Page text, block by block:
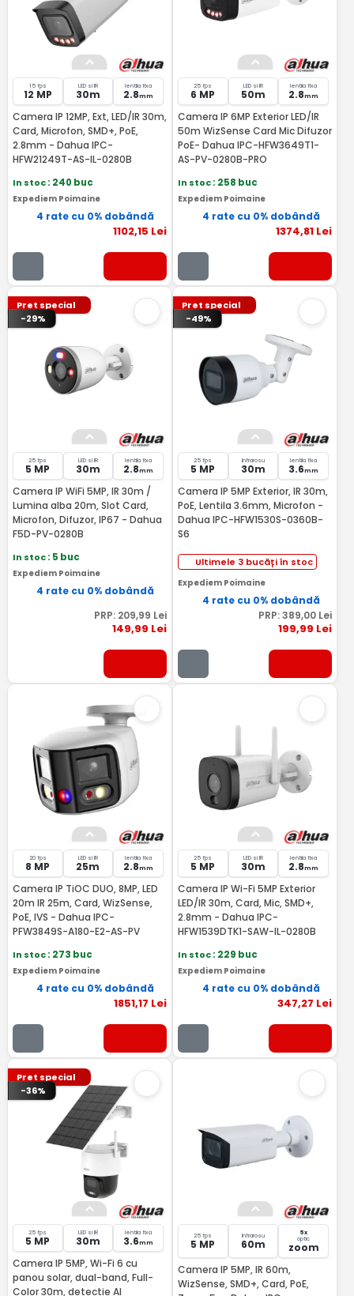
15 fps
12 MP
LED si IR
30m
lentila fixa
2.8mm
Camera IP 12MP, Ext, LED/IR 30m,
Card, Microfon, SMD+, PoE,
2.8mm - Dahua IPC-
HFW21249T-AS-IL-0280B
In stoc: 240 buc
Expediem Poimaine
4 rate cu 0% dobândă
1102,15 Lei
25 fps
6 MP
LED si IR
50m
lentila fixa
2.8mm
Camera IP 6MP Exterior LED/IR
50m WizSense Card Mic Difuzor
PoE- Dahua IPC-HFW3649T1-
AS-PV-0280B-PRO
In stoc: 258 buc
Expediem Poimaine
4 rate cu 0% dobândă
1374,81 Lei
Pret special
-29%
25 fps
5 MP
LED si IR
30m
lentila fixa
2.8mm
Camera IP WiFi 5MP, IR 30m /
Lumina alba 20m, Slot Card,
Microfon, Difuzor, IP67 - Dahua
F5D-PV-0280B
In stoc: 5 buc
Expediem Poimaine
4 rate cu 0% dobândă
PRP: 209,99 Lei
149,99 Lei
Pret special
-49%
25 fps
5 MP
Infrarosu
30m
lentila fixa
3.6mm
Camera IP 5MP Exterior, IR 30m,
PoE, Lentila 3.6mm, Microfon -
Dahua IPC-HFW1530S-0360B-
S6
Ultimele 3 bucăți în stoc
Expediem Poimaine
4 rate cu 0% dobândă
PRP:389,00 Lei
199,99 Lei
20 fps
8 MP
LED si IR
25m
lentila fixa
2.8mm
Camera IP TiOC DUO, 8MP, LED
20m IR 25m, Card, WizSense,
PoE, IVS - Dahua IPC-
PFW3849S-A180-E2-AS-PV
In stoc: 273 buc
Expediem Poimaine
4 rate cu 0% dobândă
1851,17 Lei
25 fps
5 MP
LED si IR
30m
lentila fixa
2.8mm
Camera IP Wi-Fi 5MP Exterior
LED/IR 30m, Card, Mic, SMD+,
2.8mm - Dahua IPC-
HFW1539DTK1-SAW-IL-0280B
In stoc: 229 buc
Expediem Poimaine
4 rate cu 0% dobândă
347,27 Lei
Pret special
-36%
25 fps
5 MP
LED si IR
30m
lentila fixa
3.6mm
Camera IP 5MP, Wi-Fi 6 cu
panou solar, dual-band, Full-
Color 30m, detectie AI
25 fps
5 MP
Infrarosu
60m
5x
optic
zoom
Camera IP 5MP, IR 60m,
WizSense, SMD+, Card, PoE,